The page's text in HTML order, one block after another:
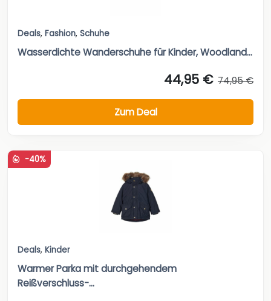
Deals, Fashion, Schuhe
Wasserdichte Wanderschuhe für Kinder, Woodland...
44,95 € 74,95 €
Zum Deal
-40%
Deals, Kinder
Warmer Parka mit durchgehendem
Reißverschluss-...